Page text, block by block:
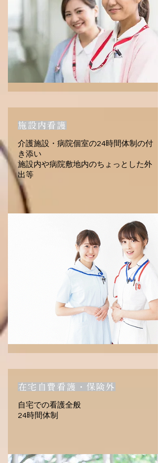
施設内看護
介護施設・病院個室の24時間体制の付
き添い
施設内や病院敷地内のちょっとした外
出等
在宅自費看護・保険外
自宅での看護全般
24時間体制